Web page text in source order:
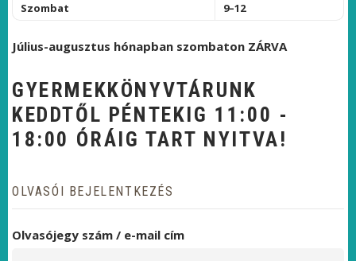
Szombat
9–12
Július-augusztus hónapban szombaton ZÁRVA
GYERMEKKÖNYVTÁRUNK
KEDDTŐL PÉNTEKIG 11:00 -
18:00 ÓRÁIG TART NYITVA!
OLVASÓI BEJELENTKEZÉS
Olvasójegy szám / e-mail cím